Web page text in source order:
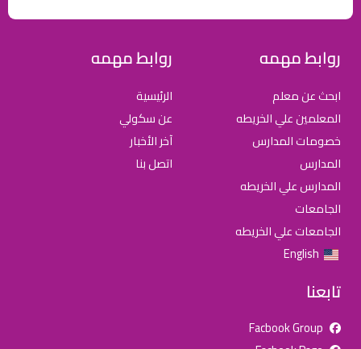
روابط مهمه
ابحث عن معلم
المعلمين علي الخريطه
خصومات المدارس
المدارس
المدارس علي الخريطه
الجامعات
الجامعات علي الخريطه
English
روابط مهمه
الرئيسية
عن سكولي
آخر الأخبار
اتصل بنا
تابعنا
Facbook Group